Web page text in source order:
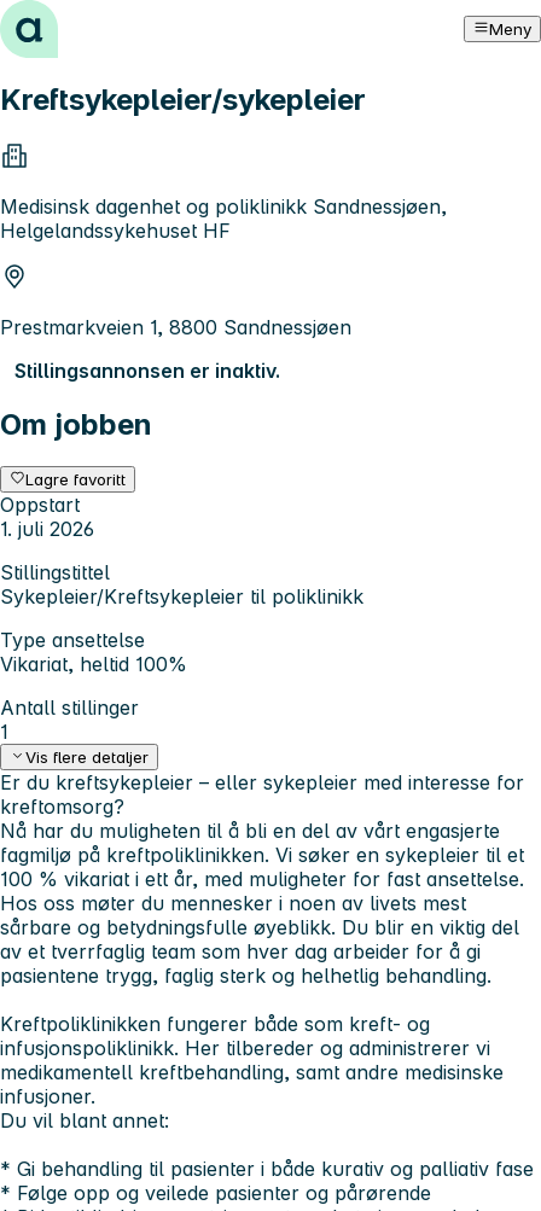
Hopp til innhold Meny
Kreftsykepleier/sykepleier
Medisinsk dagenhet og poliklinikk Sandnessjøen,
Helgelandssykehuset HF
Prestmarkveien 1, 8800 Sandnessjøen
Stillingsannonsen er inaktiv.
Om jobben
Lagre favoritt
Oppstart
1. juli 2026
Stillingstittel
Sykepleier/Kreftsykepleier til poliklinikk
Type ansettelse
Vikariat, heltid 100%
Antall stillinger
1
Vis flere detaljer
Er du kreftsykepleier – eller sykepleier med interesse for
kreftomsorg?
Nå har du muligheten til å bli en del av vårt engasjerte
fagmiljø på kreftpoliklinikken. Vi søker en sykepleier til et
100 % vikariat i ett år, med muligheter for fast ansettelse.
Hos oss møter du mennesker i noen av livets mest
sårbare og betydningsfulle øyeblikk. Du blir en viktig del
av et tverrfaglig team som hver dag arbeider for å gi
pasientene trygg, faglig sterk og helhetlig behandling.
Kreftpoliklinikken fungerer både som kreft- og
infusjonspoliklinikk. Her tilbereder og administrerer vi
medikamentell kreftbehandling, samt andre medisinske
infusjoner.
Du vil blant annet:
* Gi behandling til pasienter i både kurativ og palliativ fase
* Følge opp og veilede pasienter og pårørende